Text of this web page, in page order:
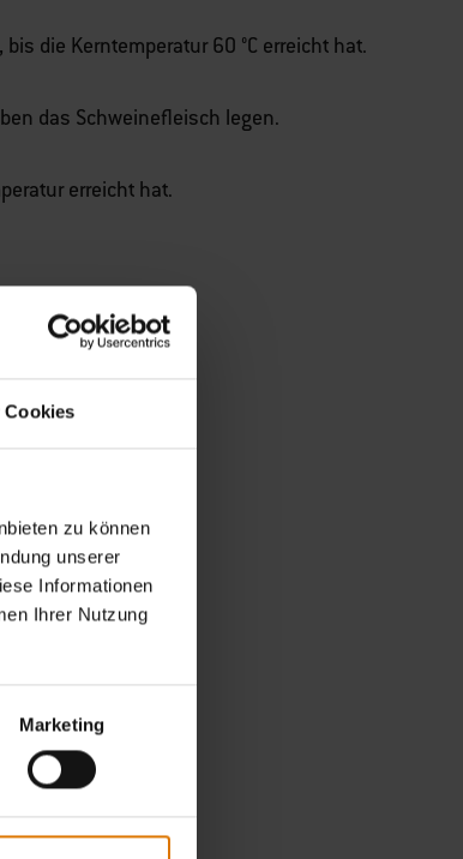
Cookies
zu können
unserer
Informationen
Ihrer Nutzung
Marketing
die Kerntemperatur 60 °C erreicht hat.
das Schweinefleisch legen.
erreicht hat.
geben